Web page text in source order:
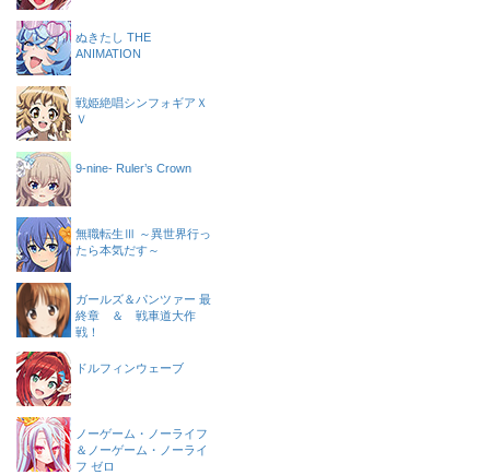
ぬきたし THE
ANIMATION
戦姫絶唱シンフォギアＸ
Ｖ
9-nine- Ruler’s Crown
無職転生Ⅲ ～異世界行っ
たら本気だす～
ガールズ＆パンツァー 最
終章 ＆ 戦車道大作
戦！
ドルフィンウェーブ
ノーゲーム・ノーライフ
＆ノーゲーム・ノーライ
フ ゼロ